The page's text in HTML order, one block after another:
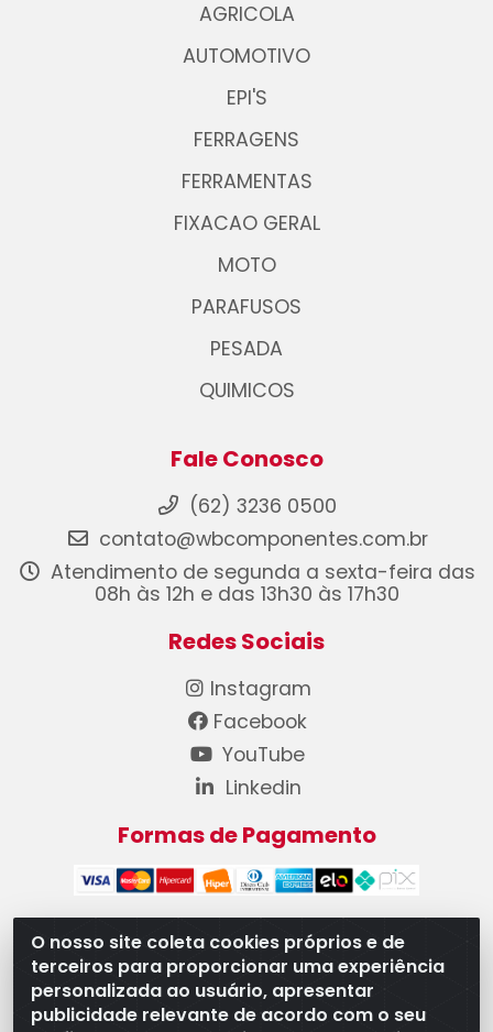
O nosso site coleta cookies próprios e de
terceiros para proporcionar uma experiência
personalizada ao usuário, apresentar
publicidade relevante de acordo com o seu
AGRICOLA
AUTOMOTIVO
EPI'S
FERRAGENS
FERRAMENTAS
FIXACAO GERAL
MOTO
PARAFUSOS
PESADA
QUIMICOS
Fale Conosco
(62) 3236 0500
contato@wbcomponentes.com.br
Atendimento de segunda a sexta-feira das
08h às 12h e das 13h30 às 17h30
Redes Sociais
Instagram
Facebook
YouTube
Linkedin
Formas de Pagamento
WB Componentes Automotivos LTDA - CNPJ
08.528.393/0001-12 - Rua do Níquel, 667 - Parque
Oeste Industrial, Goiânia/GO - CEP 74375-660